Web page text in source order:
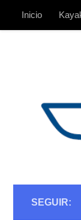
Saltar al
Inicio
SEGUIR: